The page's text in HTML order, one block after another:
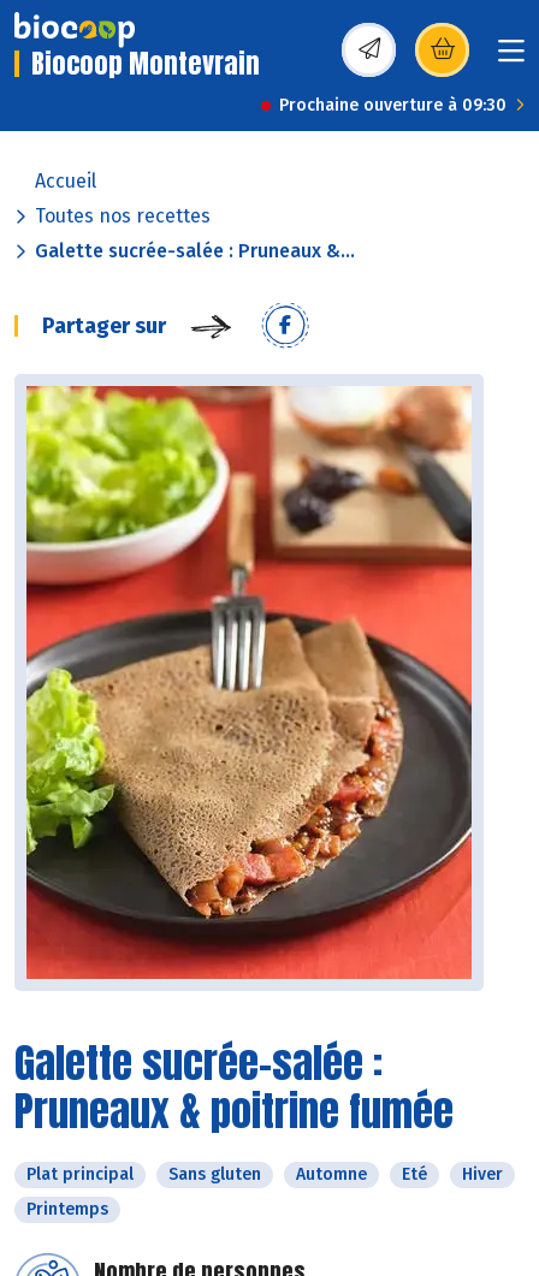
Biocoop Montevrain (s’ouvre dans une
Prochaine ouverture à 09:30
Accueil
Toutes nos recettes
Galette sucrée-salée : Pruneaux &...
Partager sur
Galette sucrée-salée :
Pruneaux & poitrine fumée
Plat principal Sans gluten Automne Eté
Hiver
Printemps